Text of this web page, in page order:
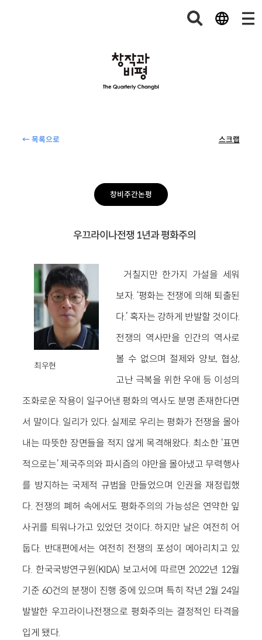
← 목록으로 스크랩
창비주간논평
우끄라이나전쟁 1년과 평화주의
최우현
거칠지만 한가지 가설을 세워
보자. ‘평화는 전쟁에 의해 퇴출된
다.’ 혹자는 강하게 반발할 것이다.
전쟁의 역사만을 인간의 역사로
볼 수 없으며 절제와 양보, 협상,
고난 극복을 위한 우애 등 이성의
조화로운 작용이 일구어낸 평화의 역사도 분명 존재한다면
서 말이다. 일리가 있다. 실제로 우리는 평화가 전쟁을 몰아
내는 따뜻한 장면들을 적지 않게 목격해왔다. 최소한 ‘표면
적으로는’ 제국주의와 파시즘의 야만을 몰아냈고 무력행사
를 방지하는 국제적 규범을 만들었으며 인권을 재정립했
다. 전쟁의 폐허 속에서도 평화주의의 가능성은 연약한 잎
사귀를 틔워나가고 있었던 것이다. 하지만 날은 여전히 어
둡다. 반대편에서는 여전히 전쟁의 포성이 메아리치고 있
다. 한국국방연구원(KIDA) 보고서에 따르면 2022년 12월
기준 60건의 분쟁이 진행 중에 있으며 특히 작년 2월 24일
발발한 우끄라이나전쟁으로 평화주의는 결정적인 타격을
입게 됐다.